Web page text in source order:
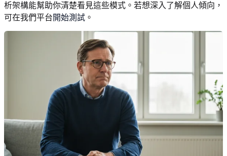
析架構能幫助你清楚看見這些模式。若想深入了解個人傾向，
可在我們平台開始測試 。